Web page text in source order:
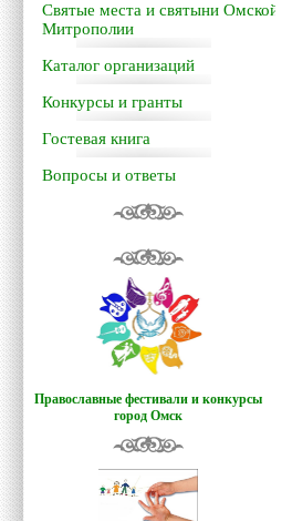
Святые места и святыни Омской
Митрополии
Каталог организаций
Конкурсы и гранты
Гостевая книга
Вопросы и ответы
Православные фестивали и конкурсы
город Омск